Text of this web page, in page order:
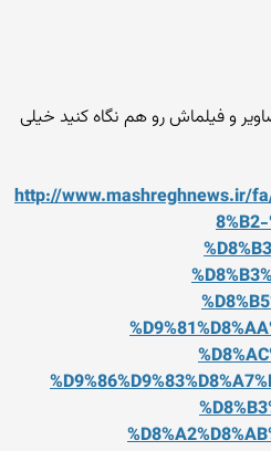
و فیلماش رو هم نگاه کنید خیلی
http://www.mashreghnews.ir/